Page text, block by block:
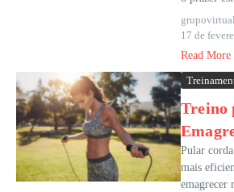
17 de
Read More
Treino
Pular
mais
emagrecer